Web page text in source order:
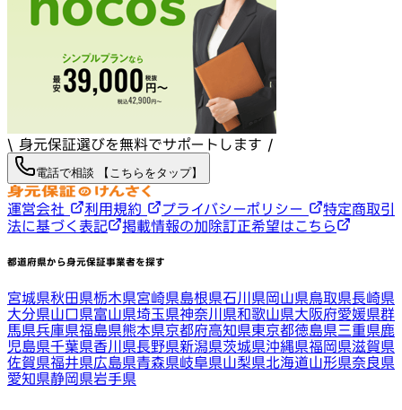
\ 身元保証選びを無料でサポートします /
電話で相談 【こちらをタップ】
運営会社 利用規約 プライバシーポリシー
特定商取引
法に基づく表記
掲載情報の加除訂正希望はこちら
都道府県から身元保証事業者を探す
宮城県秋田県栃木県宮崎県島根県石川県岡山県鳥取県長崎県
大分県山口県富山県埼玉県神奈川県和歌山県大阪府愛媛県群
馬県兵庫県福島県熊本県京都府高知県東京都徳島県三重県鹿
児島県千葉県香川県長野県新潟県茨城県沖縄県福岡県滋賀県
佐賀県福井県広島県青森県岐阜県山梨県北海道山形県奈良県
愛知県静岡県岩手県